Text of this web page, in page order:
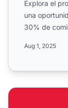
Explora el
una
30% de
Aug 1, 2025
Contacto del